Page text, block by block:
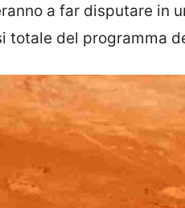
a far disputare in
totale del programma